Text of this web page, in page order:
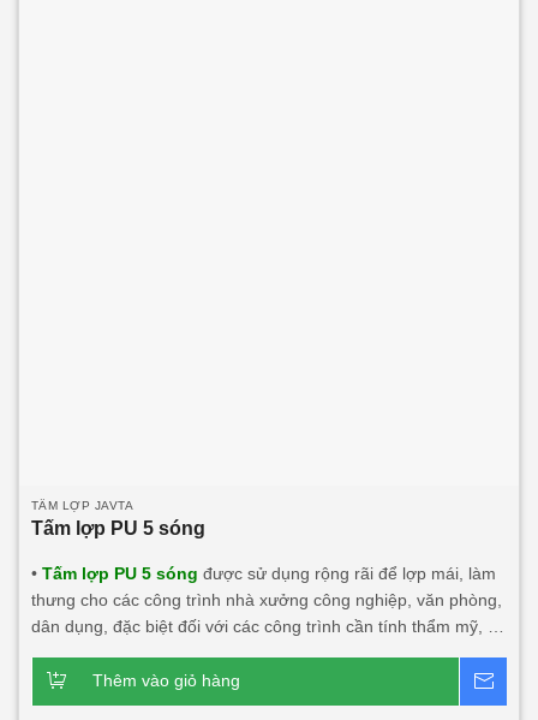
TẤM LỢP JAVTA
Tấm lợp PU 5 sóng
• Tấm lợp PU 5 sóng được sử dụng rộng rãi để lợp mái, làm
thưng cho các công trình nhà xưởng công nghiệp, văn phòng,
dân dụng, đặc biệt đối với các công trình cần tính thẩm mỹ, độ
phù hợp với các công trình đối tác nước ngoài đầu tư tại Việt
Nam và xuất khẩu.Dòng sản phẩm chính:
Tấm lợp PU 5
Thêm vào giỏ hàng